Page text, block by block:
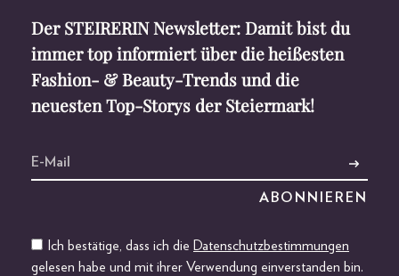
Der STEIRERIN Newsletter: Damit bist du
immer top informiert über die heißesten
Fashion- & Beauty-Trends und die
neuesten Top-Storys der Steiermark!
Ich bestätige, dass ich die Datenschutzbestimmungen
gelesen habe und mit ihrer Verwendung einverstanden bin.